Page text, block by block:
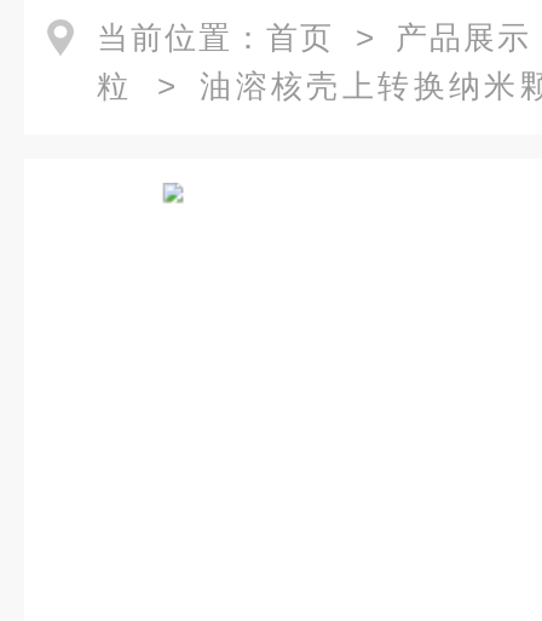
当前位置： 首页 > 产品展示
粒
> 油溶核壳上转换纳米